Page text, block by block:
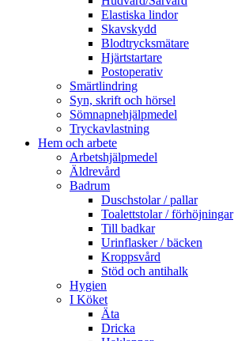
Elastiska lindor
Skavskydd
Blodtrycksmätare
Hjärtstartare
Postoperativ
Smärtlindring
Syn, skrift och hörsel
Sömnapnehjälpmedel
Tryckavlastning
Hem och arbete
Arbetshjälpmedel
Äldrevård
Badrum
Duschstolar / pallar
Toalettstolar / förhöjningar
Till badkar
Urinflasker / bäcken
Kroppsvård
Stöd och antihalk
Hygien
I Köket
Äta
Dricka